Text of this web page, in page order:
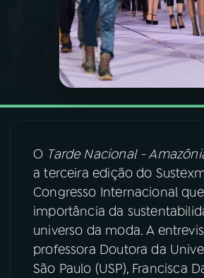
ÚLTIMAS
FESTIVAL DE MÚSICA
YouTube
Instagram X
TikTok
O Tarde Nacional -
a terceira edição do
Congresso Internacional
importância da
universo da moda. A
professora Doutora da
São Paulo (USP), Francisca